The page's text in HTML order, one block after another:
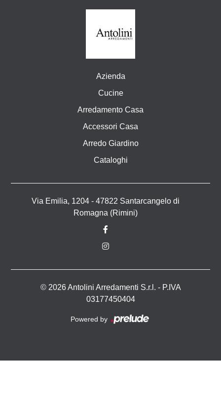
Azienda
Cucine
Arredamento Casa
Accessori Casa
Arredo Giardino
Cataloghi
Via Emilia, 1204 - 47822 Santarcangelo di
Romagna (Rimini)
© 2026 Antolini Arredamenti S.r.l. - P.IVA
03177450404
Powered by